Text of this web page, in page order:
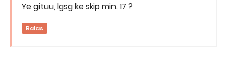
Ye gituu, lgsg ke skip min. 17 ?
Balas